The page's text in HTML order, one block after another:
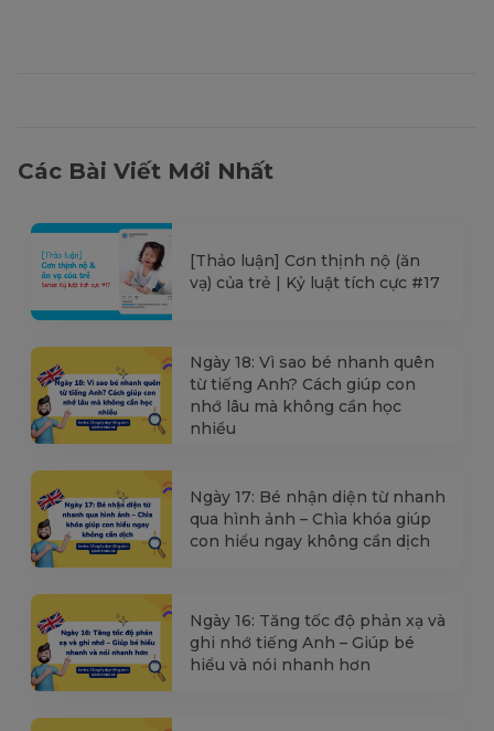
Các Bài Viết Mới Nhất
[Thảo luận] Cơn thịnh nộ (ăn
vạ) của trẻ | Kỷ luật tích cực #17
Ngày 18: Vì sao bé nhanh quên
từ tiếng Anh? Cách giúp con
nhớ lâu mà không cần học
nhiều
Ngày 17: Bé nhận diện từ nhanh
qua hình ảnh – Chìa khóa giúp
con hiểu ngay không cần dịch
Ngày 16: Tăng tốc độ phản xạ và
ghi nhớ tiếng Anh – Giúp bé
hiểu và nói nhanh hơn